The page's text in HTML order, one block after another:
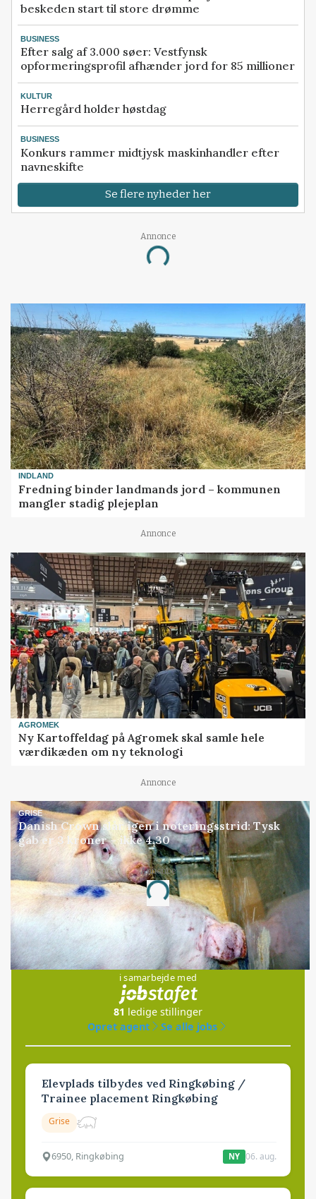
beskeden start til store drømme
BUSINESS
Efter salg af 3.000 søer: Vestfynsk
opformeringsprofil afhænder jord for 85 millioner
KULTUR
Herregård holder høstdag
BUSINESS
Konkurs rammer midtjysk maskinhandler efter
navneskifte
Se flere nyheder her
Annonce
Loading...
INDLAND
Fredning binder landmands jord – kommunen
mangler stadig plejeplan
Annonce
AGROMEK
Ny Kartoffeldag på Agromek skal samle hele
værdikæden om ny teknologi
Annonce
GRISE
Danish Crown slår igen i noteringsstrid: Tysk
gab er 3 kroner – ikke 4,30
Annonce
Loading...
Jobs
i samarbejde med
81 ledige stillinger
Opret agent
Se alle jobs
Elevplads tilbydes ved Ringkøbing /
Trainee placement Ringkøbing
Grise
6950, Ringkøbing NY 06. aug.